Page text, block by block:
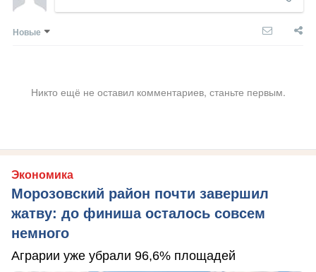
Новые
Никто ещё не оставил комментариев, станьте первым.
Экономика
Морозовский район почти завершил
жатву: до финиша осталось совсем
немного
Аграрии уже убрали 96,6% площадей